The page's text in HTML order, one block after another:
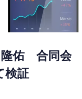
隆佑 合同会
検証